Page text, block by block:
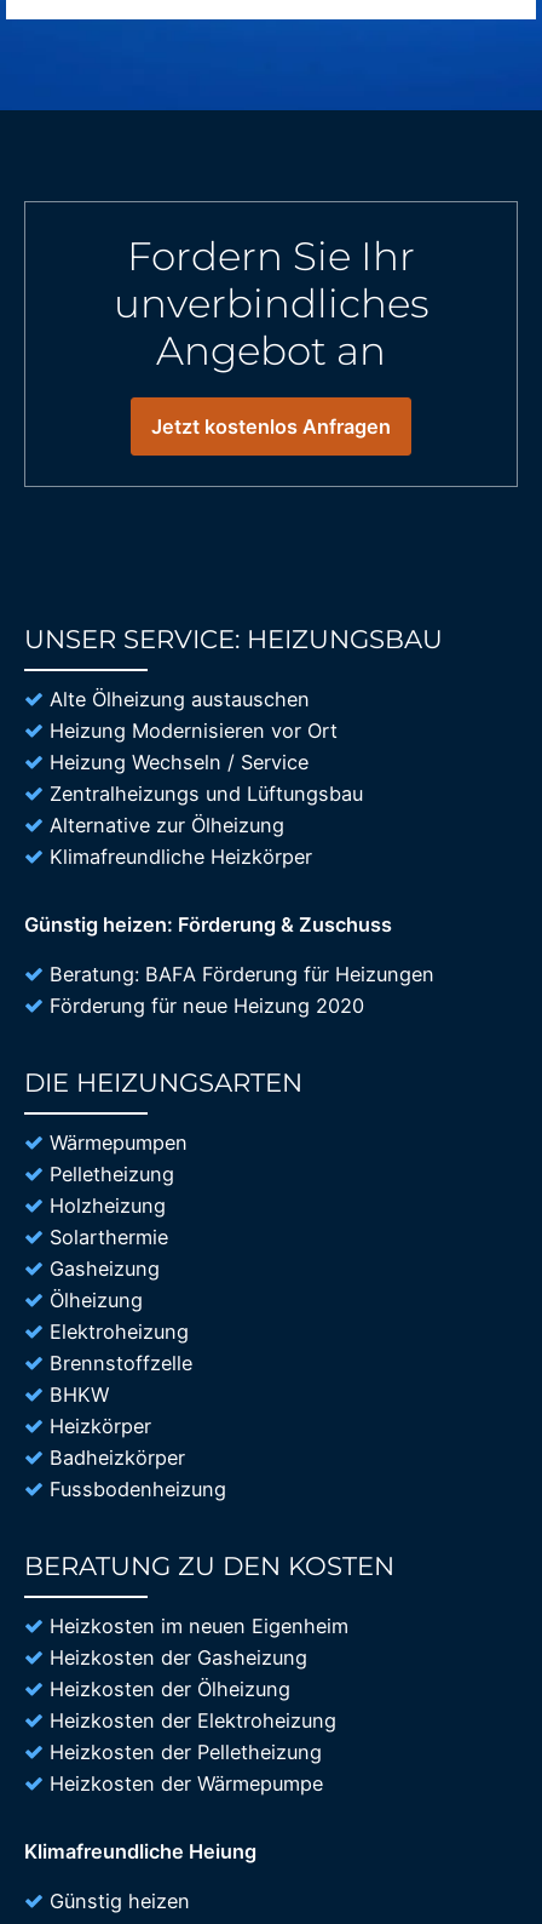
Fordern Sie Ihr
unverbindliches
Angebot an
Jetzt kostenlos Anfragen
UNSER SERVICE: HEIZUNGSBAU
Alte Ölheizung austauschen
Heizung Modernisieren vor Ort
Heizung Wechseln / Service
Zentralheizungs und Lüftungsbau
Alternative zur Ölheizung
Klimafreundliche Heizkörper
Günstig heizen: Förderung & Zuschuss
Beratung: BAFA Förderung für Heizungen
Förderung für neue Heizung 2020
DIE HEIZUNGSARTEN
Wärmepumpen
Pelletheizung
Holzheizung
Solarthermie
Gasheizung
Ölheizung
Elektroheizung
Brennstoffzelle
BHKW
Heizkörper
Badheizkörper
Fussbodenheizung
BERATUNG ZU DEN KOSTEN
Heizkosten im neuen Eigenheim
Heizkosten der Gasheizung
Heizkosten der Ölheizung
Heizkosten der Elektroheizung
Heizkosten der Pelletheizung
Heizkosten der Wärmepumpe
Klimafreundliche Heiung
Günstig heizen